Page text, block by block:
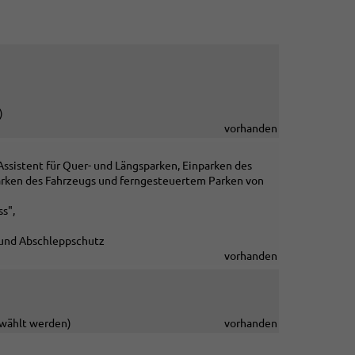
vorhanden
für Quer- und Längsparken, Einparken des
des Fahrzeugs und ferngesteuertem Parken von
Abschleppschutz
vorhanden
werden) vorhanden